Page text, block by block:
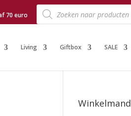
70 euro
Producten
zoeken
Living Giftbox SALE
Winkelmand